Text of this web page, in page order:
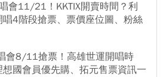
會11/21！KKTIX開賣時間？利
4階段搶票、票價座位圖、粉絲
會8/11搶票！高雄世運開唱時
國會員優先購、拓元售票資訊一